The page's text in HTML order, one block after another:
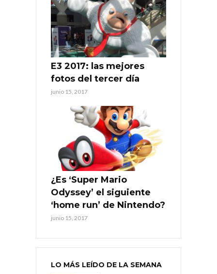
E3 2017: las mejores
fotos del tercer día
junio 15, 2017
¿Es ‘Super Mario
Odyssey’ el siguiente
‘home run’ de Nintendo?
junio 15, 2017
LO MÁS LEÍDO DE LA SEMANA